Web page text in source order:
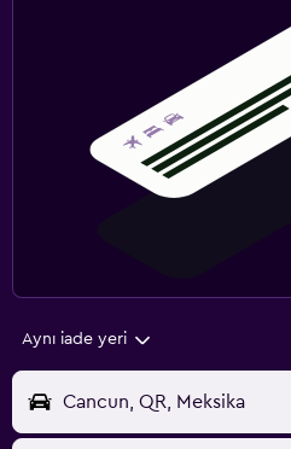
Aynı iade yeri
Cancun, QR, Meksika